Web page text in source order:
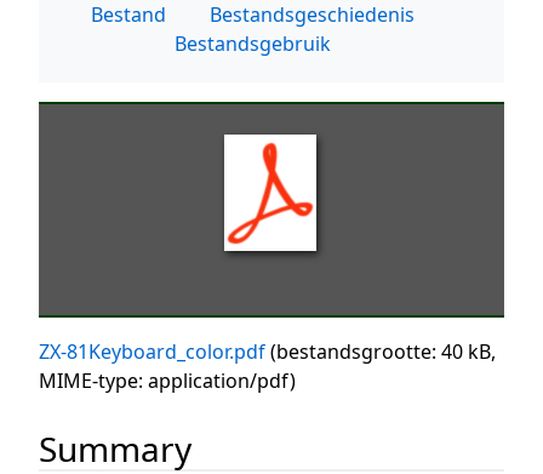
Bestand
Bestandsgeschiedenis
Bestandsgebruik
ZX-81Keyboard_color.pdf(bestandsgrootte: 40 kB,
MIME-type: application/pdf)
Summary